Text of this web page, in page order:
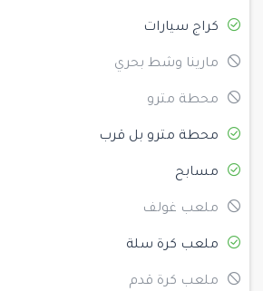
كراج سيارات
مارينا وشط بحري
محطة مترو
محطة مترو بل قرب
مسابح
ملعب غولف
ملعب كرة سلة
ملعب كرة قدم